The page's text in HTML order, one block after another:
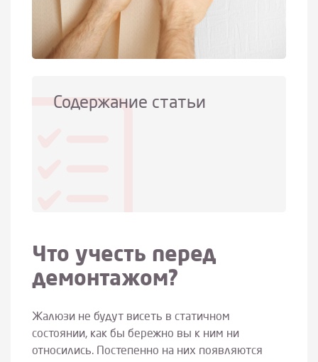
Содержание статьи
Что учесть перед
демонтажом?
Жалюзи не будут висеть в статичном
состоянии, как бы бережно вы к ним ни
относились. Постепенно на них появляются